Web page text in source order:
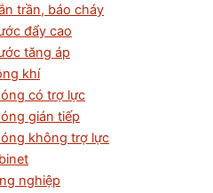
trần, báo cháy
đẩy cao
tăng áp
khí
có trợ lực
gián tiếp
không trợ lực
nghiệp